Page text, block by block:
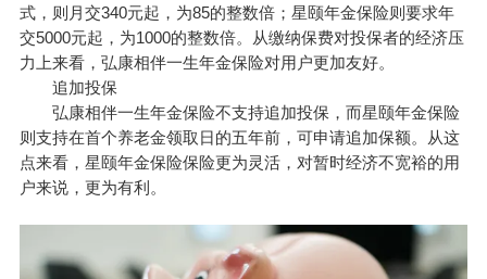
式，则月交340元起，为85的整数倍；星颐年金保险则要求年
交5000元起，为1000的整数倍。从缴纳保费对投保者的经济压
力上来看，弘康相伴一生年金保险对用户更加友好。
追加投保
弘康相伴一生年金保险不支持追加投保，而星颐年金保险
则支持在首个养老金领取日的五年前，可申请追加保额。从这
点来看，星颐年金保险保险更为灵活，对暂时经济不宽裕的用
户来说，更为有利。